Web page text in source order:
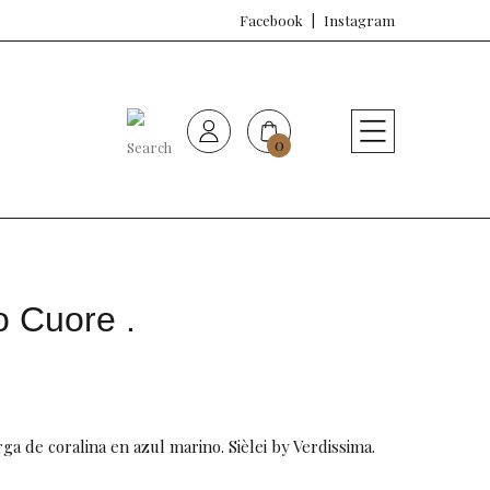
Facebook Instagram
0
Sujetadores
Baño de mujer
Cuore .
de coralina en azul marino. Sièlei by Verdissima.